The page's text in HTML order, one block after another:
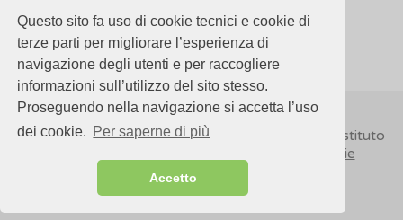
Questo sito fa uso di cookie tecnici e cookie di
terze parti per migliorare l’esperienza di
navigazione degli utenti e per raccogliere
informazioni sull’utilizzo del sito stesso.
Proseguendo nella navigazione si accetta l’uso
dei cookie. Per saperne di più
Accetto
15 16 AVANTI FINE
© 2018ISSalute - Sito sviluppato e gestito dall’Istituto
Cookie